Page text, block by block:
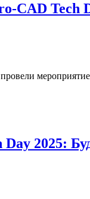
CAD
2025: